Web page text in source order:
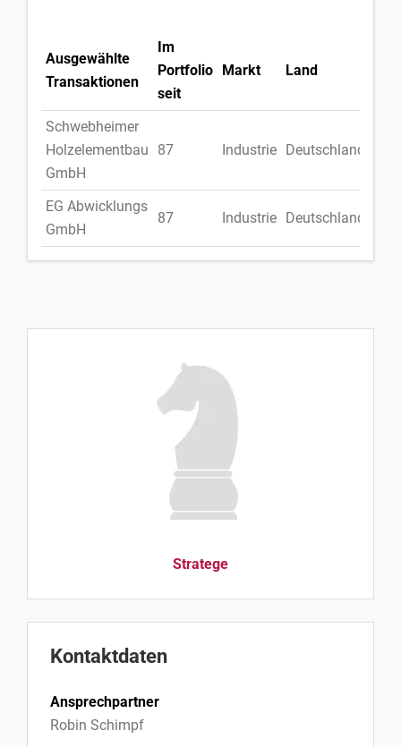
Ausgewählte
Transaktionen
Im
Portfolio
seit
Markt Land
Schwebheimer
Holzelementbau
GmbH
87 Industrie Deutschland
EG Abwicklungs
GmbH
87 Industrie Deutschland
Stratege
Kontaktdaten
Ansprechpartner
Robin Schimpf